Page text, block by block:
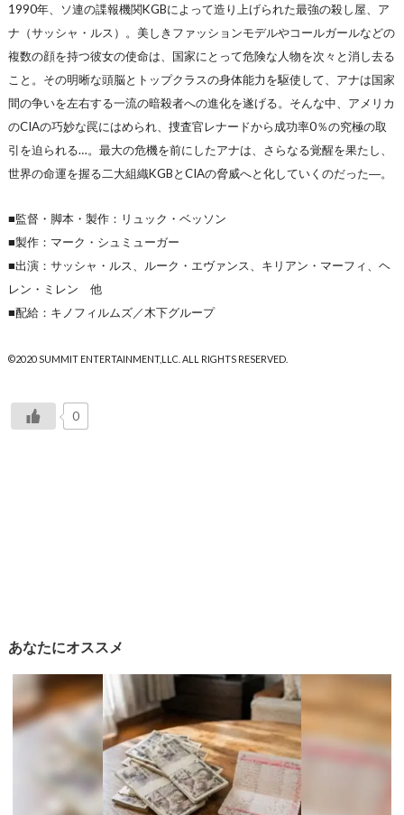
1990年、ソ連の諜報機関KGBによって造り上げられた最強の殺し屋、ア
ナ（サッシャ・ルス）。美しきファッションモデルやコールガールなどの
複数の顔を持つ彼女の使命は、国家にとって危険な人物を次々と消し去る
こと。その明晰な頭脳とトップクラスの身体能力を駆使して、アナは国家
間の争いを左右する一流の暗殺者への進化を遂げる。そんな中、アメリカ
のCIAの巧妙な罠にはめられ、捜査官レナードから成功率0％の究極の取
引を迫られる…。最大の危機を前にしたアナは、さらなる覚醒を果たし、
世界の命運を握る二大組織KGBとCIAの脅威へと化していくのだった―。
■監督・脚本・製作：リュック・ベッソン
■製作：マーク・シュミューガー
■出演：サッシャ・ルス、ルーク・エヴァンス、キリアン・マーフィ、ヘ
レン・ミレン 他
■配給：キノフィルムズ／木下グループ
©2020 SUMMIT ENTERTAINMENT,LLC. ALL RIGHTS RESERVED.
0
あなたにオススメ